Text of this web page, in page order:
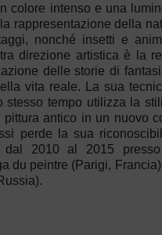
colore intenso e una
rappresentazione della
nonché insetti e
direzione artistica è la
delle storie di
vita reale.
La sua
tempo utilizza la
antico in un nuovo
perde la sua
2010 al 2015
du peintre (Parigi,